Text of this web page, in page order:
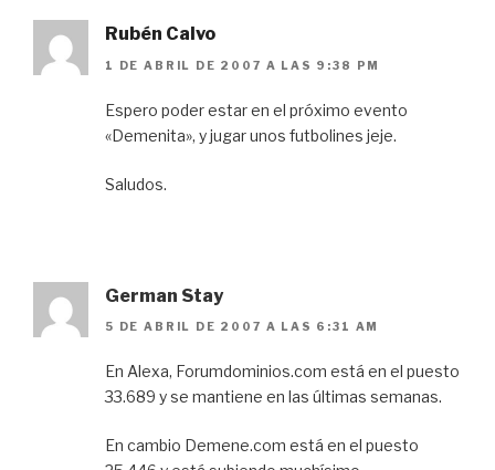
Rubén Calvo
1 DE ABRIL DE 2007 A LAS 9:38 PM
Espero poder estar en el próximo evento
«Demenita», y jugar unos futbolines jeje.
Saludos.
German Stay
5 DE ABRIL DE 2007 A LAS 6:31 AM
En Alexa, Forumdominios.com está en el puesto
33.689 y se mantiene en las últimas semanas.
En cambio Demene.com está en el puesto